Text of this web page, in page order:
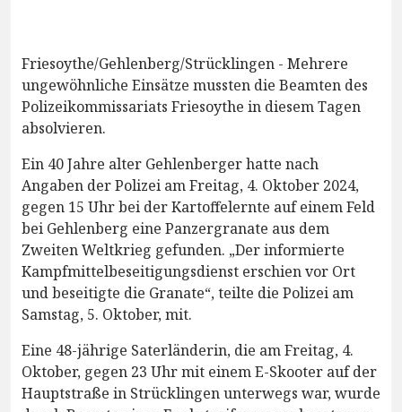
Friesoythe/Gehlenberg/Strücklingen - Mehrere
ungewöhnliche Einsätze mussten die Beamten des
Polizeikommissariats Friesoythe in diesem Tagen
absolvieren.
Ein 40 Jahre alter Gehlenberger hatte nach
Angaben der Polizei am Freitag, 4. Oktober 2024,
gegen 15 Uhr bei der Kartoffelernte auf einem Feld
bei Gehlenberg eine Panzergranate aus dem
Zweiten Weltkrieg gefunden. „Der informierte
Kampfmittelbeseitigungsdienst erschien vor Ort
und beseitigte die Granate“, teilte die Polizei am
Samstag, 5. Oktober, mit.
Eine 48-jährige Saterländerin, die am Freitag, 4.
Oktober, gegen 23 Uhr mit einem E-Skooter auf der
Hauptstraße in Strücklingen unterwegs war, wurde